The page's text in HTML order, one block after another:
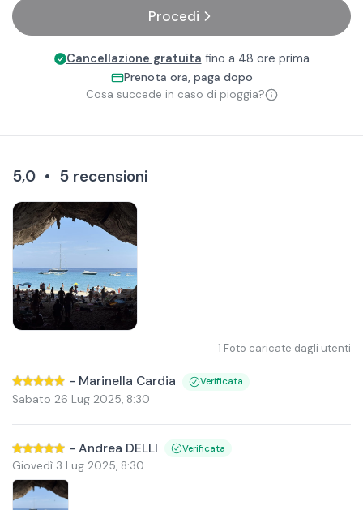
Procedi
Cancellazione gratuita fino a 48 ore prima
Prenota ora, paga dopo
Cosa succede in caso di pioggia?
5,0 • 5 recensioni
1 Foto caricate dagli utenti
- Marinella Cardia Verificata
Sabato 26 Lug 2025, 8:30
- Andrea DELLI Verificata
Giovedì 3 Lug 2025, 8:30